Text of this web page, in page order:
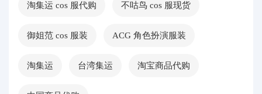
淘集运 cos 服代购 不咕鸟 cos 服现货
御姐范 cos 服装 ACG 角色扮演服装
淘集运 台湾集运 淘宝商品代购